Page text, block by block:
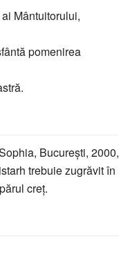
Mântuitorului,
pomenirea
București, 2000,
trebuie zugrăvit în
creț.